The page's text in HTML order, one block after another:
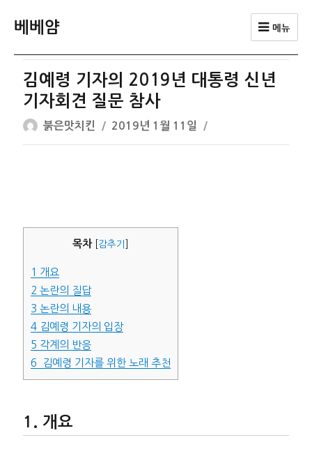
베베얌 메뉴
김예령 기자의 2019년 대통령 신년
기자회견 질문 참사
글
쓴
붉은맛치킨
작
성
2019년 1월 11일
목차 감추기
1 개요
2 논란의 질답
3 논란의 내용
4김예령 기자의 입장
5 각계의 반응
6 김예령 기자를 위한 노래 추천
개요